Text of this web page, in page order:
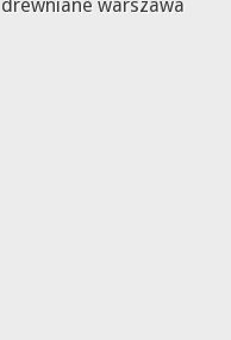
drewniane warszawa